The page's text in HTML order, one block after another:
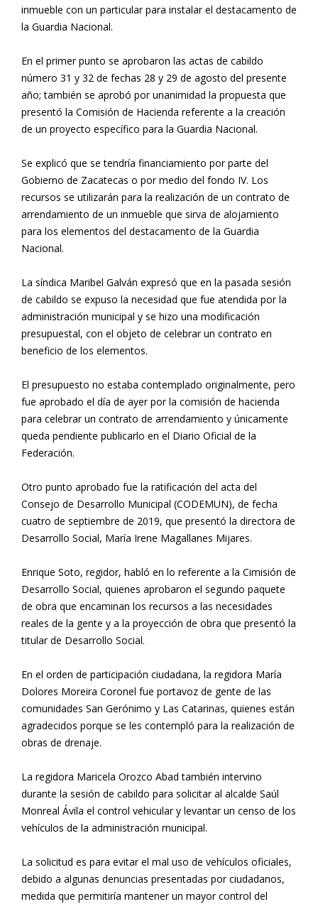
inmueble con un particular para instalar el destacamento de
la Guardia Nacional.
En el primer punto se aprobaron las actas de cabildo
número 31 y 32 de fechas 28 y 29 de agosto del presente
año; también se aprobó por unanimidad la propuesta que
presentó la Comisión de Hacienda referente a la creación
de un proyecto específico para la Guardia Nacional.
Se explicó que se tendría financiamiento por parte del
Gobierno de Zacatecas o por medio del fondo IV. Los
recursos se utilizarán para la realización de un contrato de
arrendamiento de un inmueble que sirva de alojamiento
para los elementos del destacamento de la Guardia
Nacional.
La síndica Maribel Galván expresó que en la pasada sesión
de cabildo se expuso la necesidad que fue atendida por la
administración municipal y se hizo una modificación
presupuestal, con el objeto de celebrar un contrato en
beneficio de los elementos.
El presupuesto no estaba contemplado originalmente, pero
fue aprobado el día de ayer por la comisión de hacienda
para celebrar un contrato de arrendamiento y únicamente
queda pendiente publicarlo en el Diario Oficial de la
Federación.
Otro punto aprobado fue la ratificación del acta del
Consejo de Desarrollo Municipal (CODEMUN), de fecha
cuatro de septiembre de 2019, que presentó la directora de
Desarrollo Social, María Irene Magallanes Mijares.
Enrique Soto, regidor, habló en lo referente a la Cimisión de
Desarrollo Social, quienes aprobaron el segundo paquete
de obra que encaminan los recursos a las necesidades
reales de la gente y a la proyección de obra que presentó la
titular de Desarrollo Social.
En el orden de participación ciudadana, la regidora María
Dolores Moreira Coronel fue portavoz de gente de las
comunidades San Gerónimo y Las Catarinas, quienes están
agradecidos porque se les contempló para la realización de
obras de drenaje.
La regidora Maricela Orozco Abad también intervino
durante la sesión de cabildo para solicitar al alcalde Saúl
Monreal Ávila el control vehicular y levantar un censo de los
vehículos de la administración municipal.
La solicitud es para evitar el mal uso de vehículos oficiales,
debido a algunas denuncias presentadas por ciudadanos,
medida que permitiría mantener un mayor control del